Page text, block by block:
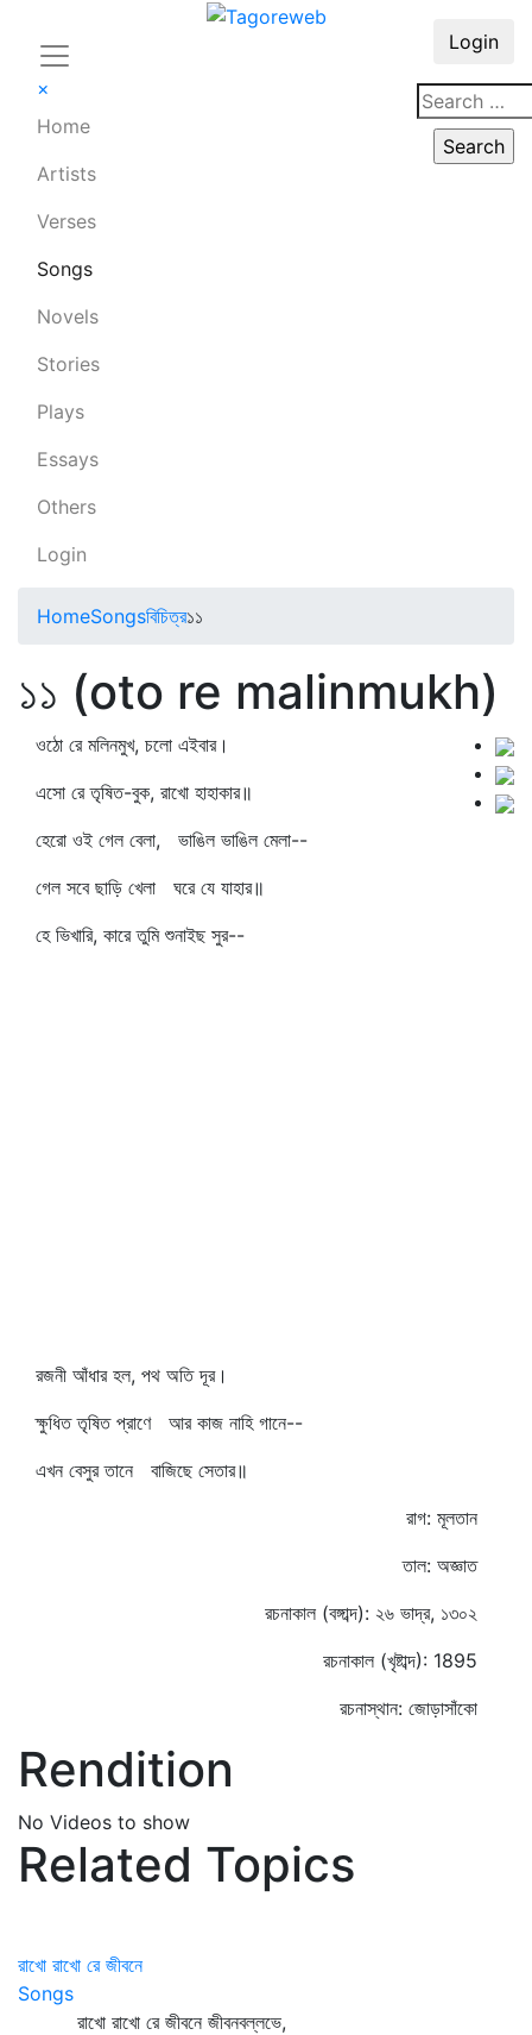
×
Home
Artists
Verses
Songs
Novels
Stories
Plays
Essays
Others
Login
Login
HomeSongsবিচিত্র১১
১১ (oto re malinmukh)
ওঠো রে মলিনমুখ, চলো এইবার।
এসো রে তৃষিত-বুক, রাখো হাহাকার॥
হেরো ওই গেল বেলা, ভাঙিল ভাঙিল মেলা--
গেল সবে ছাড়ি খেলা ঘরে যে যাহার॥
হে ভিখারি, কারে তুমি শুনাইছ সুর--
রজনী আঁধার হল, পথ অতি দূর।
ক্ষুধিত তৃষিত প্রাণে আর কাজ নাহি গানে--
এখন বেসুর তানে বাজিছে সেতার॥
রাগ: মূলতান
তাল: অজ্ঞাত
রচনাকাল (বঙ্গাব্দ): ২৬ ভাদ্র, ১৩০২
রচনাকাল (খৃষ্টাব্দ): 1895
রচনাস্থান: জোড়াসাঁকো
Rendition
No Videos to show
Related Topics
রাখো রাখো রে জীবনে
Songs
রাখো রাখো রে জীবনে জীবনবল্লভে,